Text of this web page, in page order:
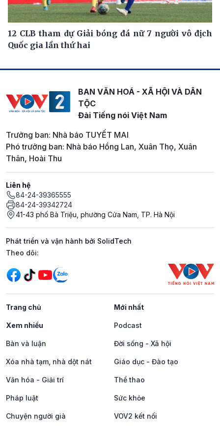
12 CLB tham dự Giải bóng đá nữ 7 người vô địch
Quốc gia lần thứ hai
BAN VĂN HOÁ - XÃ HỘI VÀ DÂN
TỘC
Đài Tiếng nói Việt Nam
Trưởng ban: Nhà báo TUYẾT MAI
Phó trưởng ban: Nhà báo Hồng Lan, Xuân Thọ, Xuân
Thân, Hoài Thu
Liên hệ
84-24-39365555
84-24-39342724
41-43 phố Bà Triệu, phường Cửa Nam, TP. Hà Nội
Phát triển và vận hành bởi SolidTech
Mạng xã hội
Theo dõi:
Trang chủ Mới nhất
Xem nhiều Podcast
Bàn và luận Đời sống - Xã hội
Xóa nhà tạm, nhà dột nát Giáo dục - Đào tạo
Văn hóa - Giải trí Thể thao
Pháp luật Sức khỏe
Chuyện người già VOV2 kết nối